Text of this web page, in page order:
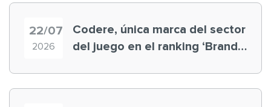
22/07
2026
Codere, única marca del sector
del juego en el ranking ‘Brand